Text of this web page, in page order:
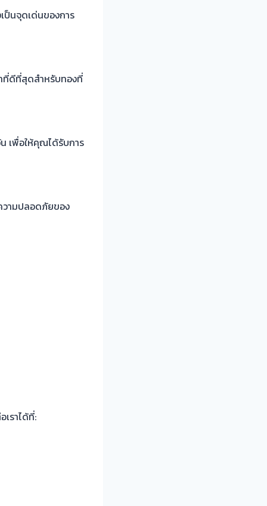
ป็นจุดเด่นของการ
าที่ดีที่สุดสำหรับทองที่
เพื่อให้คุณได้รับการ
วามปลอดภัยของ
ราได้ที่: